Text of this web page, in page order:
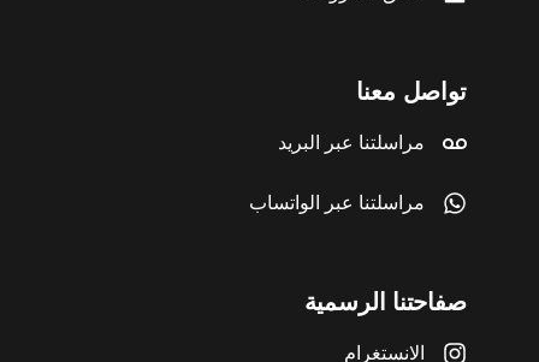
تواصل معنا
مراسلتنا عبر البريد
مراسلتنا عبر الواتساب
صفاحتنا الرسمية
الانستغرام